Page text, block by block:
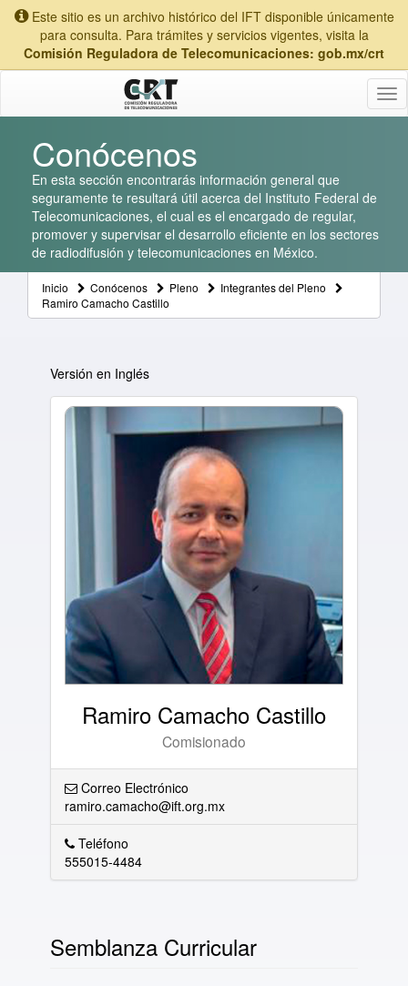
Este sitio es un archivo histórico del IFT disponible únicamente
para consulta. Para trámites y servicios vigentes, visita la
Comisión Reguladora de Telecomunicaciones: gob.mx/crt
Conócenos
En esta sección encontrarás información general que
seguramente te resultará útil acerca del Instituto Federal de
Telecomunicaciones, el cual es el encargado de regular,
promover y supervisar el desarrollo eficiente en los sectores
de radiodifusión y telecomunicaciones en México.
Inicio Conócenos Pleno
Integrantes del Pleno
Ramiro Camacho Castillo
Versión en Inglés
Ramiro Camacho Castillo
Comisionado
Correo Electrónico
ramiro.camacho@ift.org.mx
Teléfono
555015-4484
Semblanza Curricular